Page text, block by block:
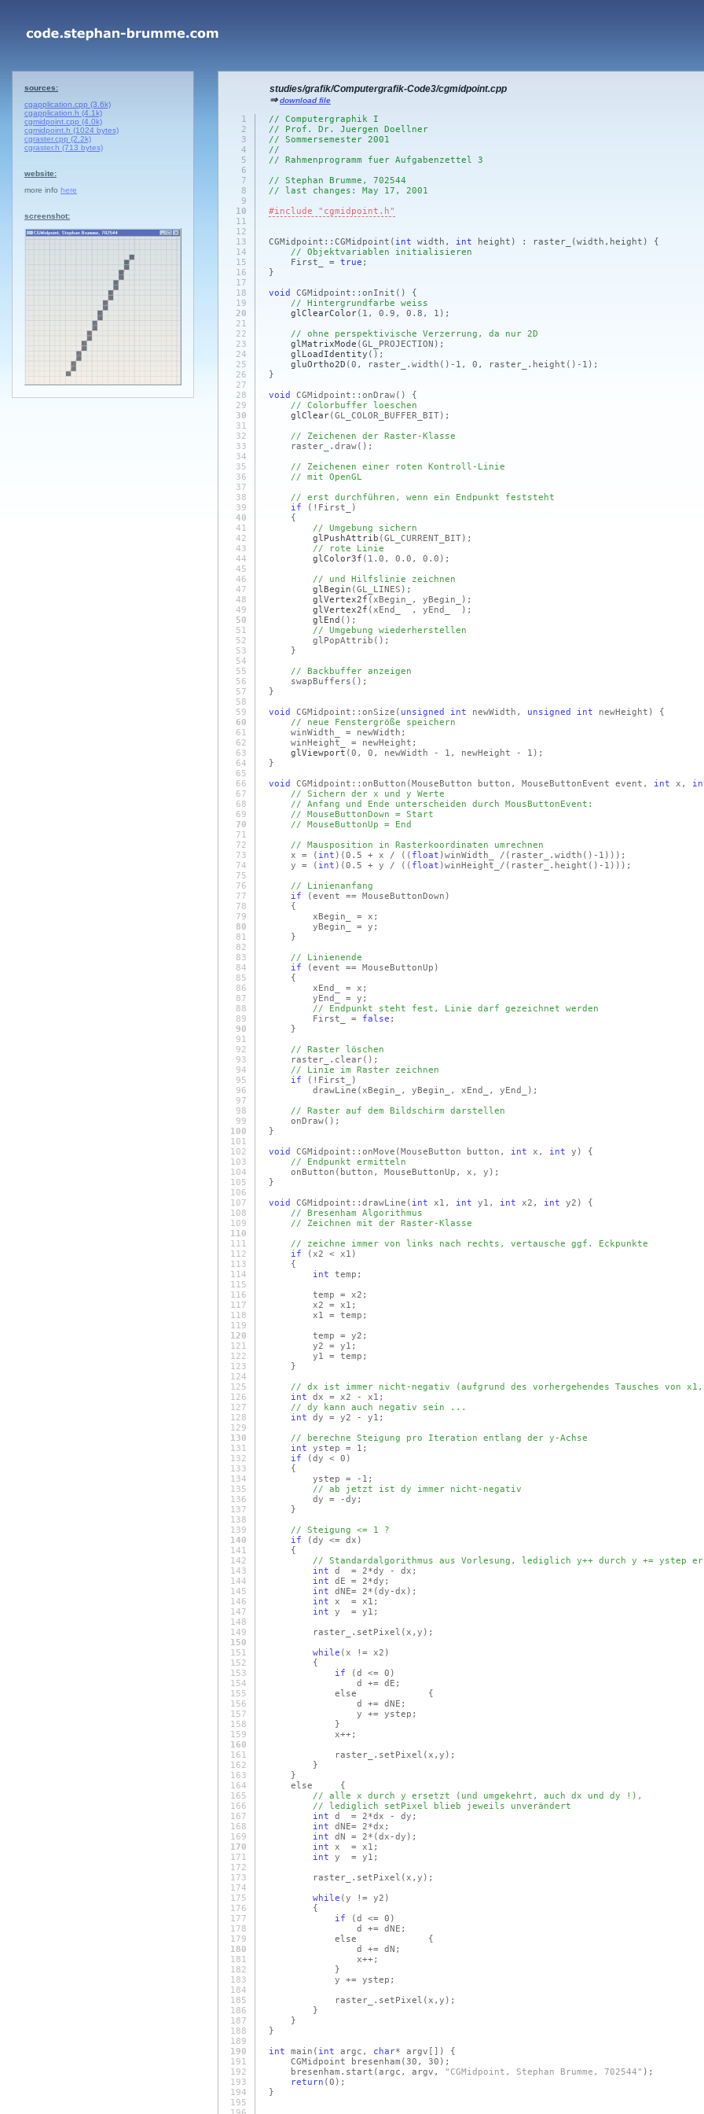
sources:
cgapplication.cpp (3.6k)
cgapplication.h (4.1k)
cgmidpoint.cpp (4.0k)
cgmidpoint.h (1024 bytes)
cgraster.cpp (2.2k)
cgraster.h (713 bytes)
website:
more info here
screenshot:
studies/grafik/Computergrafik-Code3/cgmidpoint.cpp
⇒download file
1
// Computergraphik I
2
// Prof. Dr. Juergen Doellner
3
// Sommersemester 2001
4
//
5
// Rahmenprogramm fuer Aufgabenzettel 3
6
7
// Stephan Brumme, 702544
8
// last changes: May 17, 2001
9
10
#include "cgmidpoint.h"
11
12
13
CGMidpoint::CGMidpoint ( int width, int height) : raster_ (width,height)
{
14
// Objektvariablen initialisieren
15
First_ = true ;
16
}
17
18
void CGMidpoint::onInit ()
{
19
// Hintergrundfarbe weiss
20
glClearColor(1, 0.9, 0.8, 1) ;
21
22
// ohne perspektivische Verzerrung, da nur 2D
23
glMatrixMode (GL_PROJECTION) ;
24
glLoadIdentity () ;
25
gluOrtho2D (0, raster_.width () -1, 0, raster_.height () -1) ;
26
}
27
28
void CGMidpoint::onDraw()
{
29
// Colorbuffer loeschen
30
glClear(GL_COLOR_BUFFER_BIT) ;
31
32
// Zeichenen der Raster-Klasse
33
raster_.draw() ;
34
35
// Zeichenen einer roten Kontroll-Linie
36
// mit OpenGL
37
38
// erst durchführen, wenn ein Endpunkt feststeht
39
if
(!First_)
40
{
41
// Umgebung sichern
42
glPushAttrib (GL_CURRENT_BIT) ;
43
// rote Linie
44
glColor3f (1.0, 0.0, 0.0) ;
45
46
// und Hilfslinie zeichnen
47
glBegin (GL_LINES) ;
48
glVertex2f (xBegin_, yBegin_) ;
49
glVertex2f (xEnd_ , yEnd_ ) ;
50
glEnd () ;
51
// Umgebung wiederherstellen
52
glPopAttrib () ;
53
}
54
55
// Backbuffer anzeigen
56
swapBuffers () ;
57
}
58
59
void CGMidpoint::onSize ( unsigned int newWidth, unsigned int newHeight)
{
60
// neue Fenstergröße speichern
61
winWidth_ = newWidth;
62
winHeight_ = newHeight;
63
glViewport (0, 0, newWidth - 1, newHeight - 1) ;
64
}
65
66
void CGMidpoint::onButton (MouseButton button, MouseButtonEvent event, int x,
67
// Sichern der x und y Werte
68
// Anfang und Ende unterscheiden durch MousButtonEvent:
69
// MouseButtonDown = Start
70
// MouseButtonUp = End
71
72
// Mausposition in Rasterkoordinaten umrechnen
73
x = ( int ) (0.5 + x / ( ( float )winWidth_ / (raster_.width () -1) ) ) ;
74
y = ( int ) (0.5 + y / ( ( float )winHeight_/ (raster_.height () -1) ) ) ;
75
76
// Linienanfang
77
if
(event == MouseButtonDown)
78
{
79
xBegin_ = x;
80
yBegin_ = y;
81
}
82
83
// Linienende
84
if
(event == MouseButtonUp)
85
{
86
xEnd_ = x;
87
yEnd_ = y;
88
// Endpunkt steht fest, Linie darf gezeichnet werden
89
First_ = false ;
90
}
91
92
// Raster löschen
93
raster_.clear() ;
94
// Linie im Raster zeichnen
95
if
(!First_)
96
drawLine (xBegin_, yBegin_, xEnd_, yEnd_) ;
97
98
// Raster auf dem Bildschirm darstellen
99
onDraw() ;
100
}
101
102
void CGMidpoint::onMove (MouseButton button, int x, int y)
{
103
// Endpunkt ermitteln
104
onButton (button, MouseButtonUp, x, y) ;
105
}
106
107
void CGMidpoint::drawLine ( int x1, int y1, int x2, int y2)
{
108
// Bresenham Algorithmus
109
// Zeichnen mit der Raster-Klasse
110
111
// zeichne immer von links nach rechts, vertausche ggf. Eckpunkte
112
if
(x2 < x1)
113
{
114
int temp;
115
116
temp = x2;
117
x2 = x1;
118
x1 = temp;
119
120
temp = y2;
121
y2 = y1;
122
y1 = temp;
123
}
124
125
// dx ist immer nicht-negativ (aufgrund des vorhergehendes Tausches von
126
int dx = x2 - x1;
127
// dy kann auch negativ sein ...
128
int dy = y2 - y1;
129
130
// berechne Steigung pro Iteration entlang der y-Achse
131
int ystep = 1;
132
if
(dy < 0)
133
{
134
ystep = -1;
135
// ab jetzt ist dy immer nicht-negativ
136
dy = -dy;
137
}
138
139
// Steigung <= 1 ?
140
if
(dy <= dx)
141
{
142
// Standardalgorithmus aus Vorlesung, lediglich y++ durch y += ystep
143
int d = 2*dy - dx;
144
int dE = 2*dy;
145
int dNE= 2* (dy-dx) ;
146
int x = x1;
147
int y = y1;
148
149
raster_.setPixel (x,y) ;
150
151
while (x != x2)
152
{
153
if
(d <= 0)
154
d += dE;
155
else {
156
d += dNE;
157
y += ystep;
158
}
159
x++;
160
161
raster_.setPixel (x,y) ;
162
}
163
}
164
else {
165
// alle x durch y ersetzt (und umgekehrt, auch dx und dy !),
166
// lediglich setPixel blieb jeweils unverändert
167
int d = 2*dx - dy;
168
int dNE= 2*dx;
169
int dN = 2* (dx-dy) ;
170
int x = x1;
171
int y = y1;
172
173
raster_.setPixel (x,y) ;
174
175
while (y != y2)
176
{
177
if
(d <= 0)
178
d += dNE;
179
else {
180
d += dN;
181
x++;
182
}
183
y += ystep;
184
185
raster_.setPixel (x,y) ;
186
}
187
}
188
}
189
190
int main ( int argc, char* argv [] )
{
191
CGMidpoint bresenham (30, 30) ;
192
bresenham.start (argc, argv, "CGMidpoint, Stephan Brumme, 702544" ) ;
193
return (0) ;
194
}
195